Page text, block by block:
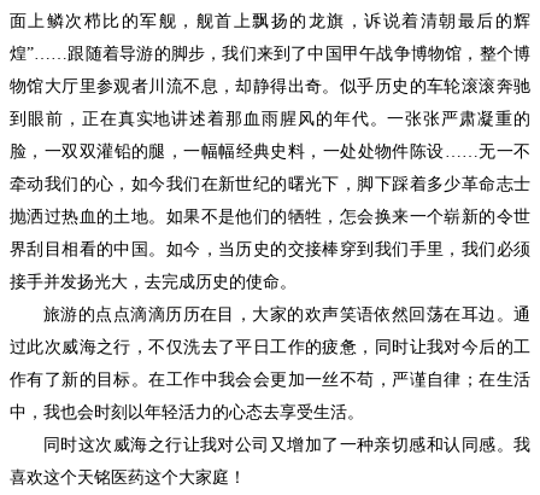
面上鳞次栉比的军舰，舰首上飘扬的龙旗，诉说着清朝最后的辉
煌”……跟随着导游的脚步，我们来到了中国甲午战争博物馆，整个博
物馆大厅里参观者川流不息，却静得出奇。似乎历史的车轮滚滚奔驰
到眼前，正在真实地讲述着那血雨腥风的年代。一张张严肃凝重的
脸，一双双灌铅的腿，一幅幅经典史料，一处处物件陈设……无一不
牵动我们的心，如今我们在新世纪的曙光下，脚下踩着多少革命志士
抛洒过热血的土地。如果不是他们的牺牲，怎会换来一个崭新的令世
界刮目相看的中国。如今，当历史的交接棒穿到我们手里，我们必须
接手并发扬光大，去完成历史的使命。
旅游的点点滴滴历历在目，大家的欢声笑语依然回荡在耳边。通
过此次威海之行，不仅洗去了平日工作的疲惫，同时让我对今后的工
作有了新的目标。在工作中我会会更加一丝不苟，严谨自律；在生活
中，我也会时刻以年轻活力的心态去享受生活。
同时这次威海之行让我对公司又增加了一种亲切感和认同感。我
喜欢这个天铭医药这个大家庭！